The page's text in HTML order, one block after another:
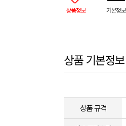
상품정보 기본정보
상품 기본정보
상품 규격